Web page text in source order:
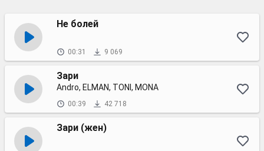
Не болей
00:31 9 069
Зари
Andro, ELMAN, TONI, MONA
00:39 42 718
Зари (жен)